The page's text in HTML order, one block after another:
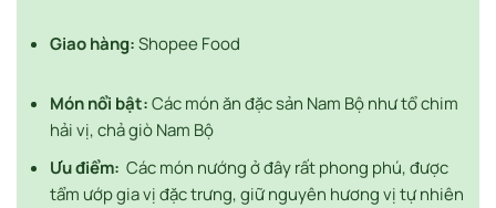
Giao hàng:Shopee Food
Món nổi bật:Các món ăn đặc sản Nam Bộ như tổ chim
hải vị, chả giò Nam Bộ
Ưu điểm: Các món nướng ở đây rất phong phú, được
tẩm ướp gia vị đặc trưng, giữ nguyên hương vị tự nhiên